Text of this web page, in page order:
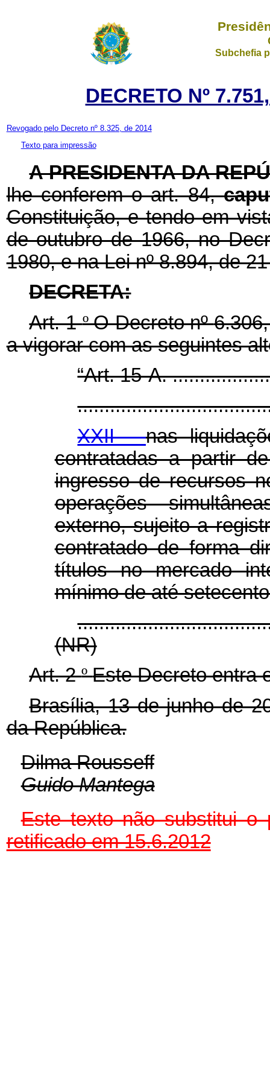
Subchefia
DECRETO Nº
Revogado pelo Decreto nº 8.325, de 2014
Texto para impressão
A PRESIDENTA DA
lhe conferem o art. 84,
Constituição, e tendo em
de outubro de 1966, no
1980, e na Lei nº 8.894, de
DECRETA:
Art. 1ºO Decreto nº
a vigorar com as seguintes
“Art. 15-A.
XXII -nas
contratadas a partir
ingresso de recursos
operações
externo, sujeito a
contratado de forma
títulos no mercado
mínimo de até
(NR)
Art. 2ºEste Decreto entra
Brasília, 13 de junho de
da República.
Dilma Rousseff
Guido Mantega
Este texto não substitui o
retificado em 15.6.2012